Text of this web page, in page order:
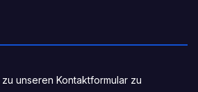
unseren Kontaktformular zu